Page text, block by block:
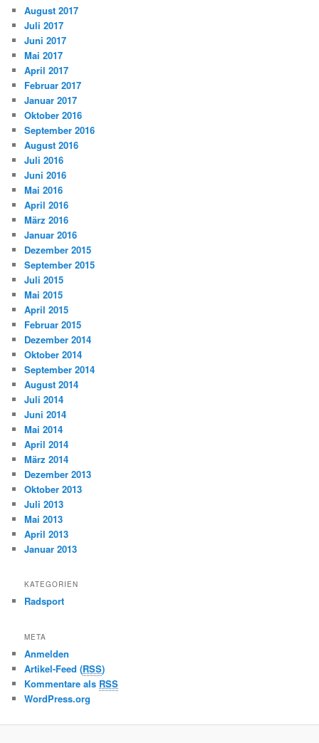
August 2017
Juli 2017
Juni 2017
Mai 2017
April 2017
Februar 2017
Januar 2017
Oktober 2016
September 2016
August 2016
Juli 2016
Juni 2016
Mai 2016
April 2016
März 2016
Januar 2016
Dezember 2015
September 2015
Juli 2015
Mai 2015
April 2015
Februar 2015
Dezember 2014
Oktober 2014
September 2014
August 2014
Juli 2014
Juni 2014
Mai 2014
April 2014
März 2014
Dezember 2013
Oktober 2013
Juli 2013
Mai 2013
April 2013
Januar 2013
KATEGORIEN
Radsport
META
Anmelden
Artikel-Feed (RSS)
Kommentare als RSS
WordPress.org